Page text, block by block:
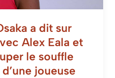
a dit sur
Alex Eala et
le souffle
joueuse